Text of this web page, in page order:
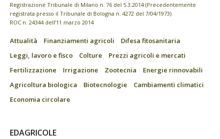
Registrazione Tribunale di Milano n. 76 del 5.3.2014 (Precedentemente
registrata presso il Tribunale di Bologna n. 4272 del 7/04/1973)
ROC n. 24344 dell’11 marzo 2014
Attualità Finanziamenti agricoli
Difesa fitosanitaria
Leggi, lavoro e fisco
Colture
Prezzi agricoli e mercati
Fertilizzazione
Irrigazione Zootecnia
Energie rinnovabili
Agricoltura biologica
Biotecnologie
Cambiamenti climatici
Economia circolare
EDAGRICOLE